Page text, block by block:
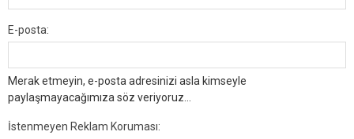
E-posta:
Merak etmeyin, e-posta adresinizi asla kimseyle
paylaşmayacağımıza söz veriyoruz...
İstenmeyen Reklam Koruması: